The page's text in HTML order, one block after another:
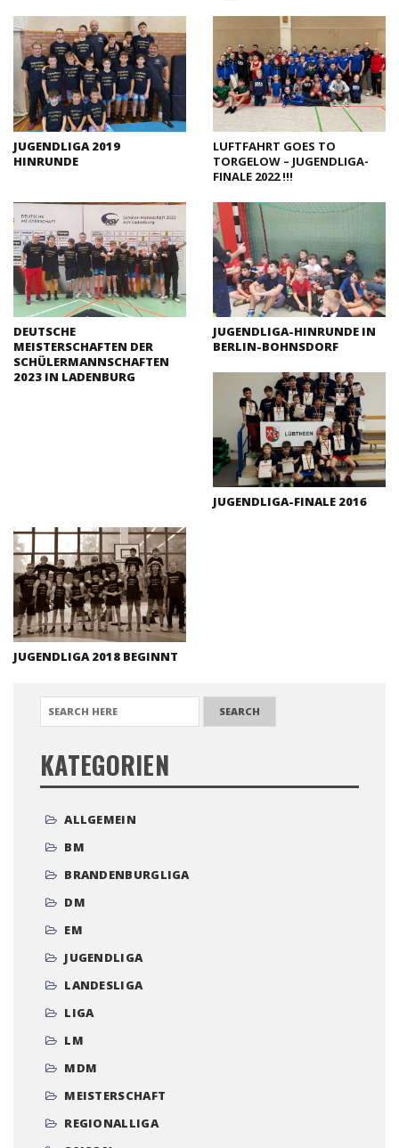
JUGENDLIGA 2019
HINRUNDE
LUFTFAHRT GOES TO
TORGELOW – JUGENDLIGA-
FINALE 2022 !!!
DEUTSCHE
MEISTERSCHAFTEN DER
SCHÜLERMANNSCHAFTEN
2023 IN LADENBURG
JUGENDLIGA-HINRUNDE IN
BERLIN-BOHNSDORF
JUGENDLIGA-FINALE 2016
JUGENDLIGA 2018 BEGINNT
KATEGORIEN
ALLGEMEIN
BM
BRANDENBURGLIGA
DM
EM
JUGENDLIGA
LANDESLIGA
LIGA
LM
MDM
MEISTERSCHAFT
REGIONALLIGA